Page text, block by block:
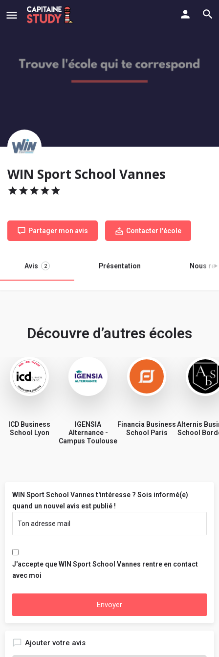
WIN Sport School Vannes
Partager mon avis Contacter l'école
Avis 2 Présentation Nous
Découvre d’autres écoles
ICD Business
School Lyon
IGENSIA
Alternance -
Campus Toulouse
Financia Business
School Paris
Alternis
School
WIN Sport School Vannes t'intéresse ? Sois informé(e)
quand un nouvel avis est publié !
J'accepte que WIN Sport School Vannes rentre en contact
avec moi
Envoyer
Ajouter votre avis